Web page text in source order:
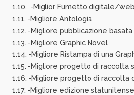
-Miglior Fumetto digitale/
-Migliore Antologia
-Migliore pubblicazione
-Migliore Graphic Novel
-Migliore Ristampa di una
-Migliore progetto di raccolta
-Migliore progetto di raccolta
-Migliore edizione